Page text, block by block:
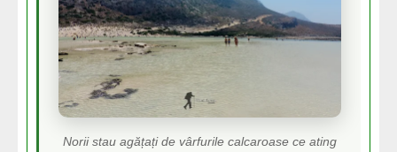
Norii stau agățați de vârfurile calcaroase ce ating